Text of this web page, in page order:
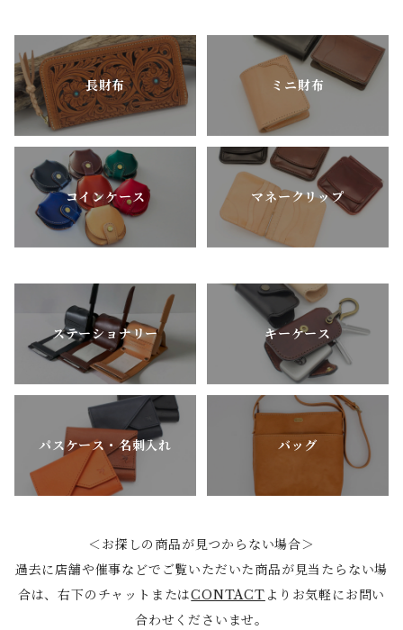
長財布 ミニ財布
コインケース マネークリップ
ステーショナリー キーケース
パスケース・名刺入れ バッグ
＜お探しの商品が見つからない場合＞
過去に店舗や催事などでご覧いただいた商品が見当たらない場
合は、右下のチャットまたはCONTACT よりお気軽にお問い
合わせくださいませ。